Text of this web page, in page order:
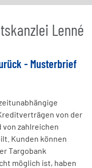
Lenné
- Musterbrief
von der
zahlreichen
Kunden können
Targobank
möglich ist, haben